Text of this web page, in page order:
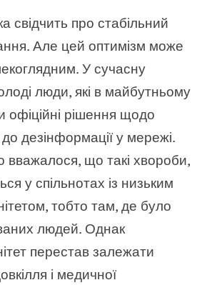
свідчить про стабільний
Але цей оптимізм може
У сучасну
люди, які в майбутньому
рішення щодо
дезінформації у мережі.
вважалося, що такі хвороби,
у спільнотах із низьким
тобто там, де було
людей. Однак
перестав залежати
і медичної